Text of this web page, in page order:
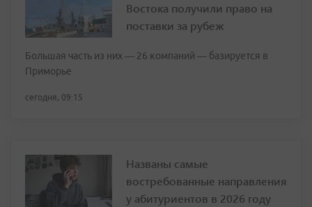
Востока получили право на
поставки за рубеж
Большая часть из них — 26 компаний — базируется в
Приморье
сегодня, 09:15
Названы самые
востребованные направления
у абитуриентов в 2026 году